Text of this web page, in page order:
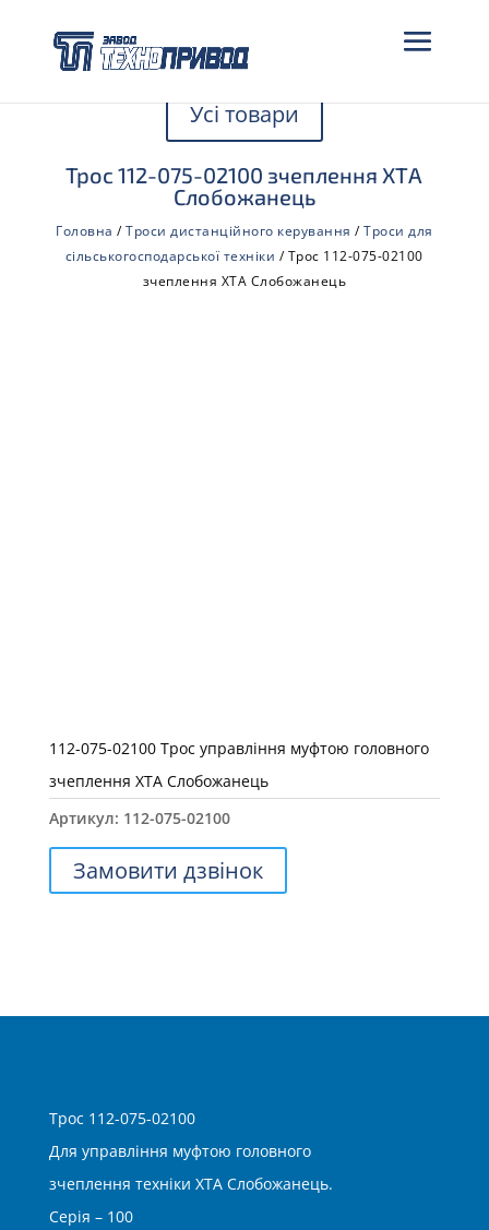
Усі товари
Трос 112-075-02100 зчеплення ХТА
Слобожанець
Головна /Троси дистанційного керування /Троси для
сільськогосподарської техніки / Трос 112-075-02100
зчеплення ХТА Слобожанець
112-075-02100 Трос управління муфтою головного
зчеплення ХТА Слобожанець
Артикул: 112-075-02100
Замовити дзвінок
Трос 112-075-02100
Для управління муфтою головного
зчеплення техніки ХТА Слобожанець.
Серія – 100